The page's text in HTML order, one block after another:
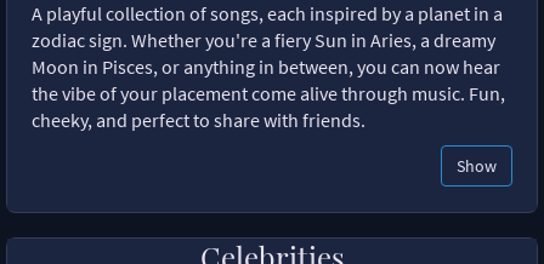
A playful collection of songs, each inspired by a planet in a
zodiac sign. Whether you're a fiery Sun in Aries, a dreamy
Moon in Pisces, or anything in between, you can now hear
the vibe of your placement come alive through music. Fun,
cheeky, and perfect to share with friends.
Show